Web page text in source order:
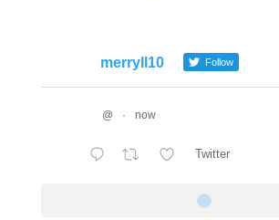
merryll10 Follow
@ · now
Twitter